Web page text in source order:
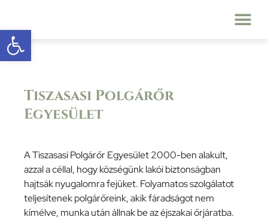
Eszköztár megnyitása
Tiszasasi Polgárőr
Egyesület
A Tiszasasi Polgárőr Egyesület 2000-ben alakult,
azzal a céllal, hogy községünk lakói biztonságban
hajtsák nyugalomra fejüket. Folyamatos szolgálatot
teljesítenek polgárőreink, akik fáradságot nem
kímélve, munka után állnak be az éjszakai őrjáratba.